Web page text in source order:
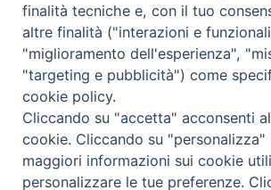
Copyright © 2019 - Tutti i
Trentina Editrice
Privacy Policy
finalità tecniche e, con il tuo
altre finalità ("interazioni e
"miglioramento dell'esperienza",
"targeting e pubblicità") come
cookie policy.
Cliccando su "accetta" acconsenti
cookie. Cliccando su "personalizza"
maggiori informazioni sui cookie
personalizzare le tue preferenze.